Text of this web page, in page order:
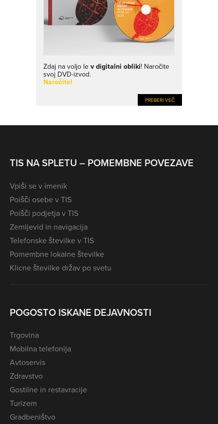
Zdaj na voljo le v digitalni obliki! Naročite
svoj DVD-izvod.
Naročite!
PREBERI VEČ
TIS NA SPLETU – POMEMBNE POVEZAVE
Vpiši se v imenik
Poišči osebe v TIS
Poišči podjetja v TIS
Zemljevid in navigacija
Telefonske številke v TIS
Pomembne lokalne številke
Klicne številke držav po svetu
POGOSTO ISKANE DEJAVNOSTI
Trgovina
Mobilna telefonija
Avtoservis
Zdravstvo
Gostilne in restavracije
Turizem
Gradbeništvo